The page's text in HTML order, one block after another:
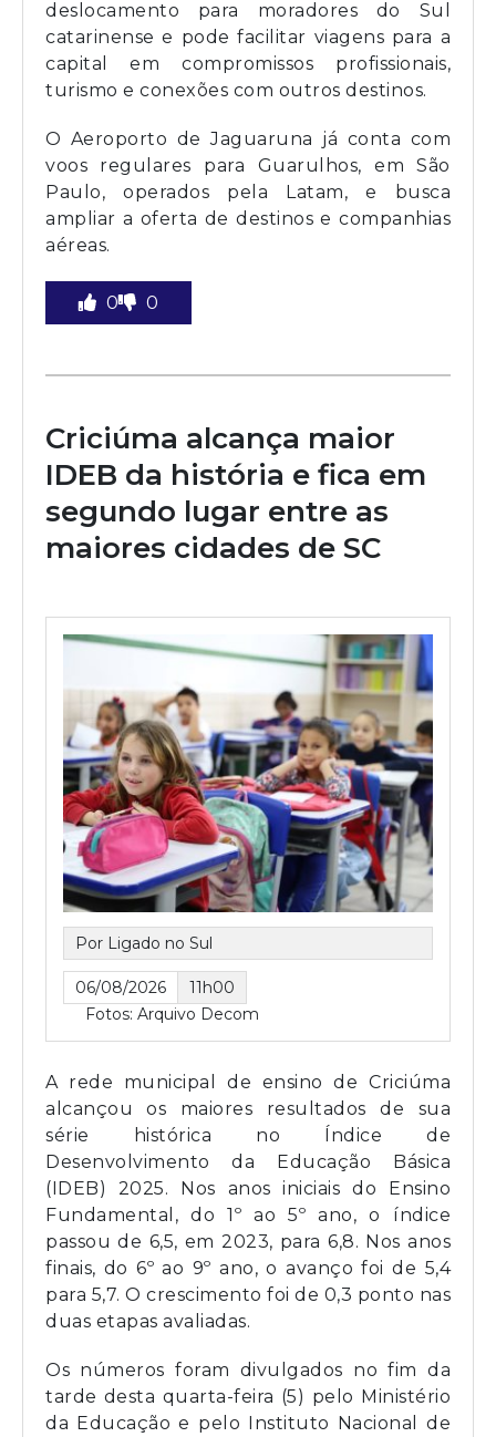
deslocamento para moradores do Sul
catarinense e pode facilitar viagens para a
capital em compromissos profissionais,
turismo e conexões com outros destinos.
O Aeroporto de Jaguaruna já conta com
voos regulares para Guarulhos, em São
Paulo, operados pela Latam, e busca
ampliar a oferta de destinos e companhias
aéreas.
0 0
Criciúma alcança maior
IDEB da história e fica em
segundo lugar entre as
maiores cidades de SC
Por Ligado no Sul
06/08/2026
11h00
Fotos: Arquivo Decom
A rede municipal de ensino de Criciúma
alcançou os maiores resultados de sua
série histórica no Índice de
Desenvolvimento da Educação Básica
(IDEB) 2025. Nos anos iniciais do Ensino
Fundamental, do 1º ao 5º ano, o índice
passou de 6,5, em 2023, para 6,8. Nos anos
finais, do 6º ao 9º ano, o avanço foi de 5,4
para 5,7. O crescimento foi de 0,3 ponto nas
duas etapas avaliadas.
Os números foram divulgados no fim da
tarde desta quarta-feira (5) pelo Ministério
da Educação e pelo Instituto Nacional de